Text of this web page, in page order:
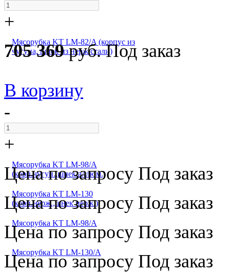
+
Мясорубка KT LM-82/A (корпус из
чугуна, шнек из нерж.стали)
705 369руб.Под заказ
В корзину
-
+
Мясорубка KT LM-98/A
(корп.чугун.,шнек аллюм.)
Цена по запросу Под заказ
Мясорубка KT LM-130
(корп.нерж.,шнек нерж.)
Цена по запросу Под заказ
Мясорубка KT LM-98/A
Цена по запросу Под заказ
Мясорубка KT LM-130/A
Цена по запросу Под заказ